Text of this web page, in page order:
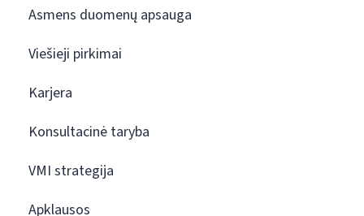
Asmens duomenų apsauga
Viešieji pirkimai
Karjera
Konsultacinė taryba
VMI strategija
Apklausos